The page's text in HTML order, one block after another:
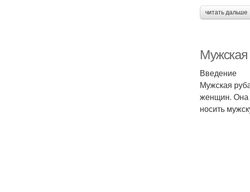
читать дальше
Мужская
Введение
Мужская
женщин. Она
носить